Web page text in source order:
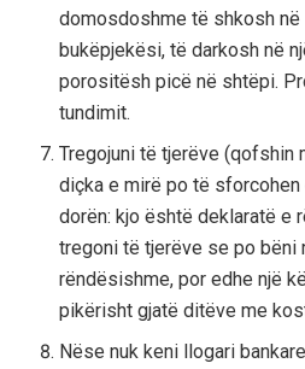
domosdoshme të shkosh në
bukëpjekësi, të darkosh në
porositësh picë në shtëpi.
tundimit.
Tregojuni të tjerëve (qofshin
diçka e mirë po të
dorën: kjo është deklaratë e
tregoni të tjerëve se po bëni
rëndësishme, por edhe një
pikërisht gjatë ditëve me
Nëse nuk keni llogari